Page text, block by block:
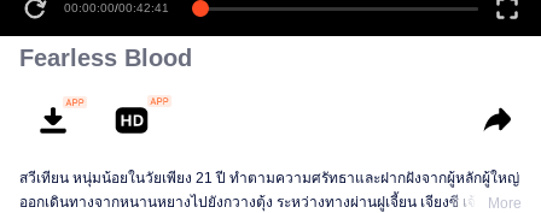
00:00:00/00:42:41
Fearless Blood
สวีเทียน หนุ่มน้อยในวัยเพียง 21 ปี ทำตามความศรัทธาและฝากฝังจากผู้หลักผู้ใหญ่
ออกเดินทางจากหนานหยางไปยังกวางตุ้ง ระหว่างทางผ่านฝูเจี้ยน เจียงซี เจ้อเจียง
More